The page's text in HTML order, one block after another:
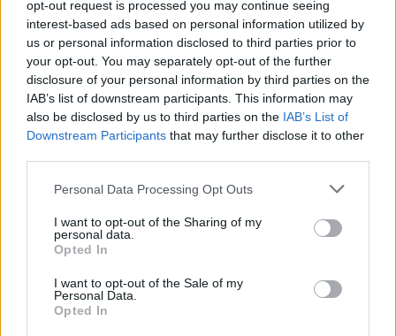
opt-out request is processed you may continue seeing
interest-based ads based on personal information utilized by
us or personal information disclosed to third parties prior to
your opt-out. You may separately opt-out of the further
disclosure of your personal information by third parties on the
IAB’s list of downstream participants. This information may
also be disclosed by us to third parties on the IAB’s List of
Downstream Participants that may further disclose it to other
Personal Data Processing Opt Outs
I want to opt-out of the Sharing of my
personal data.
Opted In
I want to opt-out of the Sale of my
Personal Data.
Opted In
Se il coniuge beneficiario non è titolare di
assegno divorzile
Se il diritto a ricevere il Tfr del titolare è sorto
prima della domanda di divorzio
In caso di anticipazioni e acconti prima
dell’avvio del procedimento di divorzio
Leggi anche:
pente di aver aderito tardi
Mini pensioni, italiani in panico. Ma solo il 27%
sceglie la previdenza complementare